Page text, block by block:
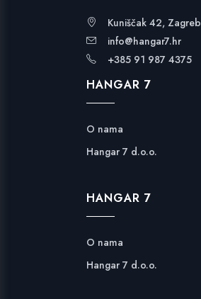
Kuniščak 42, Zagreb
info@hangar7.hr
+385 91 987 4375
HANGAR 7
O nama
Hangar 7 d.o.o.
HANGAR 7
O nama
Hangar 7 d.o.o.